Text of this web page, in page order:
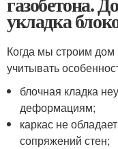
укладка
Когда мы строим дом
учитывать
блочная кладка
деформациям;
каркас не
сопряжений стен;